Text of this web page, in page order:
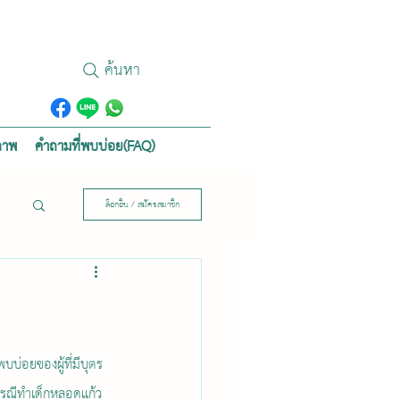
ค้นหา
พ คำถามที่พบบ่อย(FAQ)
ล็อกอิน / สมัครสมาชิก
ณีทำเด็กหลอดแก้ว